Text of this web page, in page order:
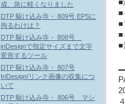
■
■
■
■
■
成、急に軽くなりました
DTP 駆け込み寺・ 809号 EPSに
拘るわけは？
DTP 駆け込み寺・ 808号
inDesignで指定サイズまで文字
変形するツール
DTP 駆け込み寺・ 807号
InDesign/リンク画像の収集につ
いて
DTP 駆け込み寺・ 806号 マシ